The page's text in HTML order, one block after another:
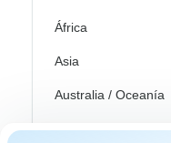
África
Asia
Australia / Oceanía
Europa